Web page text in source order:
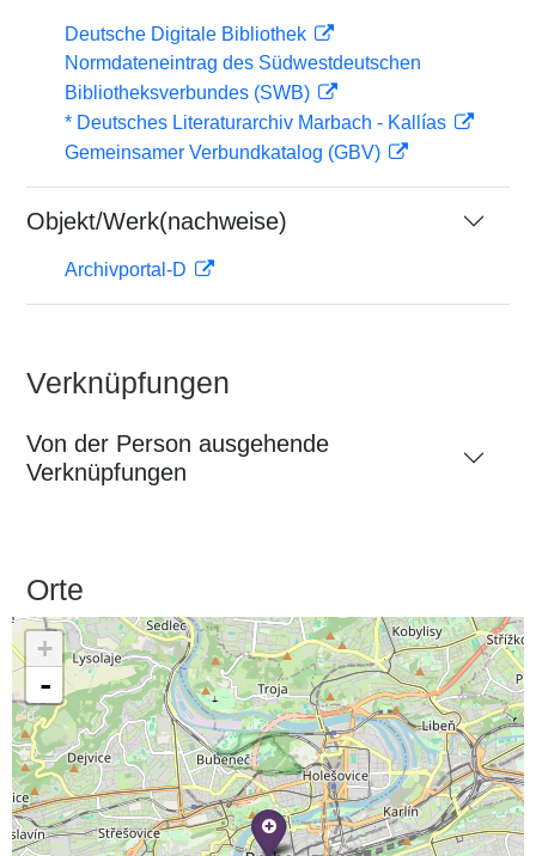
Deutsche Digitale Bibliothek
Normdateneintrag des Südwestdeutschen
Bibliotheksverbundes (SWB)
* Deutsches Literaturarchiv Marbach - Kallías
Gemeinsamer Verbundkatalog (GBV)
Objekt/Werk(nachweise)
Archivportal-D
Verknüpfungen
Von der Person ausgehende
Verknüpfungen
Orte
+
-